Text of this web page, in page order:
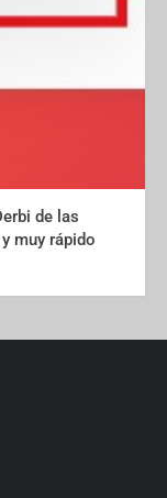
de las
muy rápido